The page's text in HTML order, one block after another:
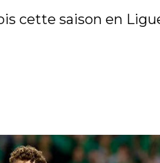
cette saison en